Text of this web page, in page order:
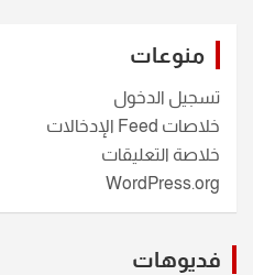
منوعات
تسجيل الدخول
خلاصات Feed الإدخالات
خلاصة التعليقات
WordPress.org
فديوهات